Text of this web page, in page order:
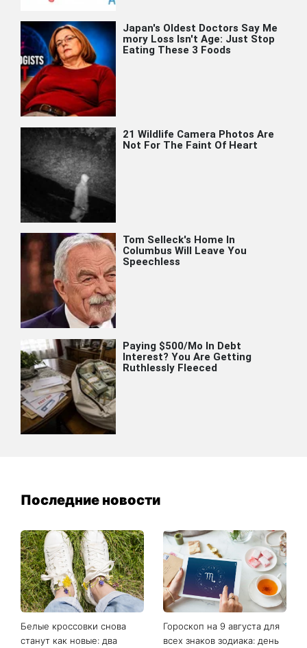
Последние новости
Белые кроссовки снова
станут как новые: два
Гороскоп на 9 августа для
всех знаков зодиака: день